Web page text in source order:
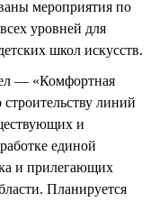
мероприятия по
уровней для
школ искусств.
— «Комфортная
линий
и
единой
и прилегающих
Планируется